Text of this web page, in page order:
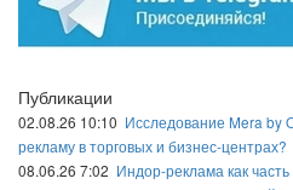
Публикации
02.08.26 10:10 Исследование Mera by
рекламу в торговых и бизнес-центрах?
08.06.26 7:02 Индор-реклама как